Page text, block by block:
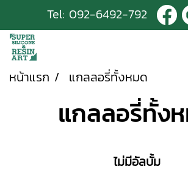
Tel: 092-6492-792
หน้าแรก แกลลอรี่ทั้งหมด
แกลลอรี่ทั้ง
ไม่มีอัลบั้ม